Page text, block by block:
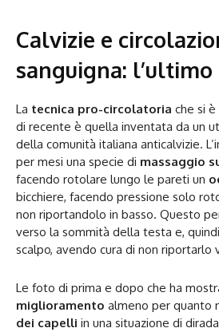
Calvizie e
sanguigna:
La tecnica pro-circolatoria che si
di recente è quella inventata da un
della comunità italiana anticalvizie.
per mesi una specie di massaggio
facendo rotolare lungo le pareti un
bicchiere, facendo pressione solo
non riportandolo in basso. Questo
verso la sommità della testa e,
scalpo, avendo cura di non riportarlo
Le foto di prima e dopo che ha
miglioramento almeno per quanto
dei capelli in una situazione di